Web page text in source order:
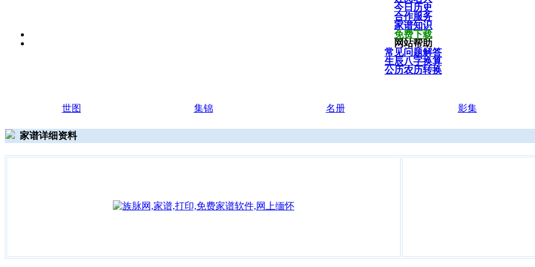
今日历史
合作服务
家谱知识
免费下载
网站帮助
常见问题解答
生辰八字换算
公历农历转换
世图 集锦 名册 影集
家谱详细资料